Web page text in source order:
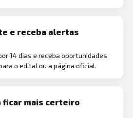
e receba alertas
14 dias e receba oportunidades
o edital ou a página oficial.
ficar mais certeiro